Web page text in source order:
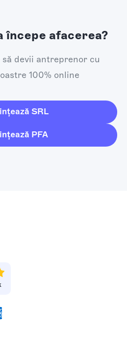
începe afacerea?
devii antreprenor cu
100% online
SRL
PFA